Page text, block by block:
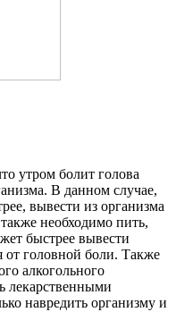
утром болит голова
В данном случае,
вывести из организма
необходимо пить,
быстрее вывести
от головной боли. Также
алкогольного
лекарственными
навредить организму и